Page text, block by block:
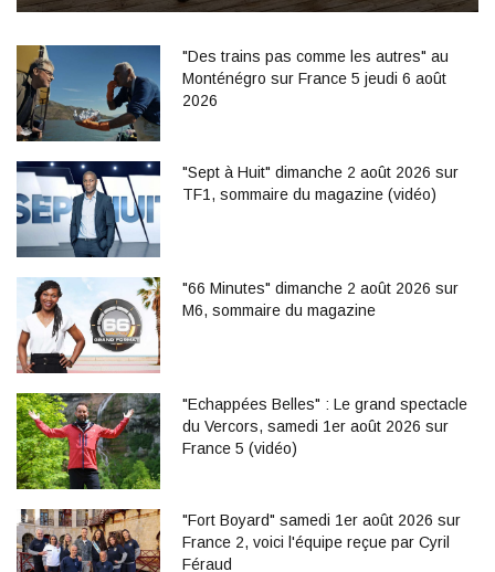
"Des trains pas comme les autres" au
Monténégro sur France 5 jeudi 6 août
2026
"Sept à Huit" dimanche 2 août 2026 sur
TF1, sommaire du magazine (vidéo)
"66 Minutes" dimanche 2 août 2026 sur
M6, sommaire du magazine
"Echappées Belles" : Le grand spectacle
du Vercors, samedi 1er août 2026 sur
France 5 (vidéo)
"Fort Boyard" samedi 1er août 2026 sur
France 2, voici l'équipe reçue par Cyril
Féraud